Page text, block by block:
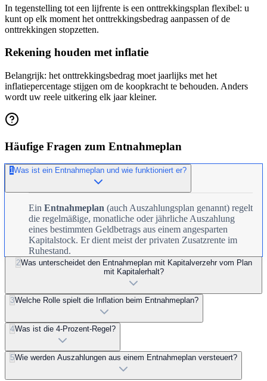
In tegenstelling tot een lijfrente is een onttrekkingsplan flexibel: u
kunt op elk moment het onttrekkingsbedrag aanpassen of de
onttrekkingen stopzetten.
Rekening houden met inflatie
Belangrijk: het onttrekkingsbedrag moet jaarlijks met het
inflatiepercentage stijgen om de koopkracht te behouden. Anders
wordt uw reele uitkering elk jaar kleiner.
Häufige Fragen zum Entnahmeplan
1Was ist ein Entnahmeplan und wie funktioniert er?
Ein Entnahmeplan (auch Auszahlungsplan genannt) regelt
die regelmäßige, monatliche oder jährliche Auszahlung
eines bestimmten Geldbetrags aus einem angesparten
Kapitalstock. Er dient meist der privaten Zusatzrente im
Ruhestand.
2Was unterscheidet den Entnahmeplan mit Kapitalverzehr vom Plan
mit Kapitalerhalt?
3Welche Rolle spielt die Inflation beim Entnahmeplan?
4Was ist die 4-Prozent-Regel?
5Wie werden Auszahlungen aus einem Entnahmeplan versteuert?